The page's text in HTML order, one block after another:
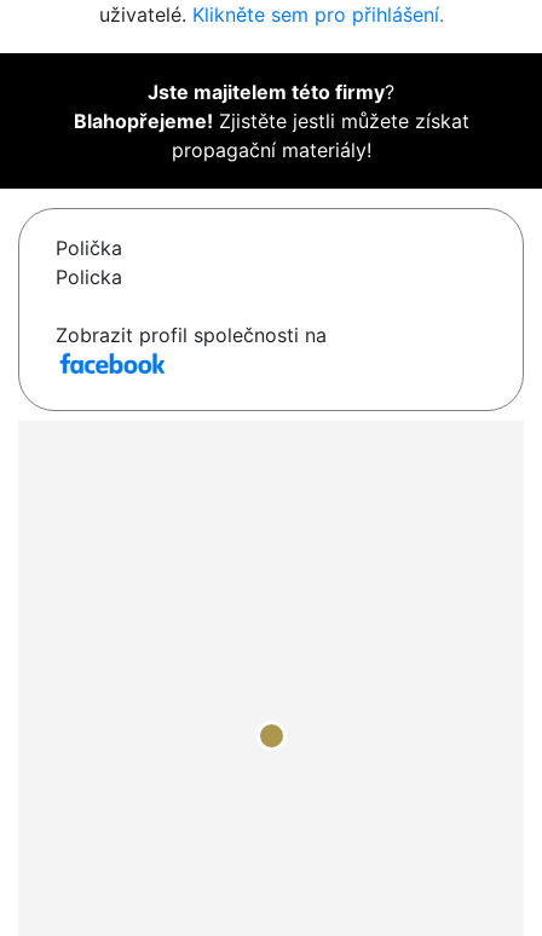
uživatelé. Klikněte sem pro přihlášení.
Jste majitelem této firmy?
Blahopřejeme! Zjistěte jestli můžete získat
propagační materiály!
Polička
Policka
Zobrazit profil společnosti na